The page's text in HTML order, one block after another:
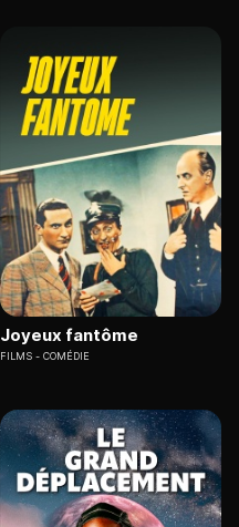
Joyeux fantôme
FILMS COMÉDIE